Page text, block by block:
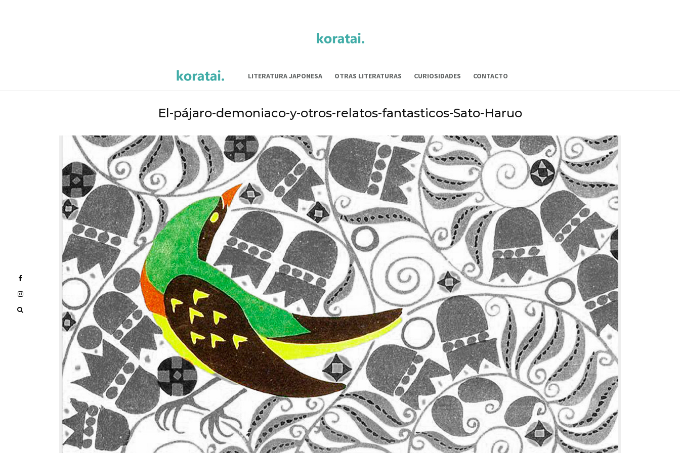
LITERATURA JAPONESA OTRAS LITERATURAS CURIOSIDADES CONTACTO
El-pájaro-demoniaco-y-otros-relatos-fantasticos-Sato-Haruo